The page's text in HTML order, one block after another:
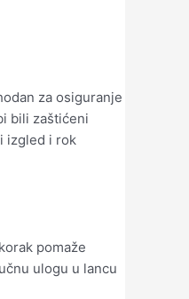
za osiguranje
bili zaštićeni
izgled i rok
pomaže
ulogu u lancu